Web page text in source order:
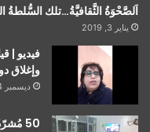
اَلصَّحْوَةُ الثَّقافيَّةُ…تلك السُّلطةُ
يناير 3, 2019
فيديو |
وإغلاق
ديسمبر 24, 2018
50 مُشرّدًا يَسْتَفيدُون من “عملية دفء” بخريبكة